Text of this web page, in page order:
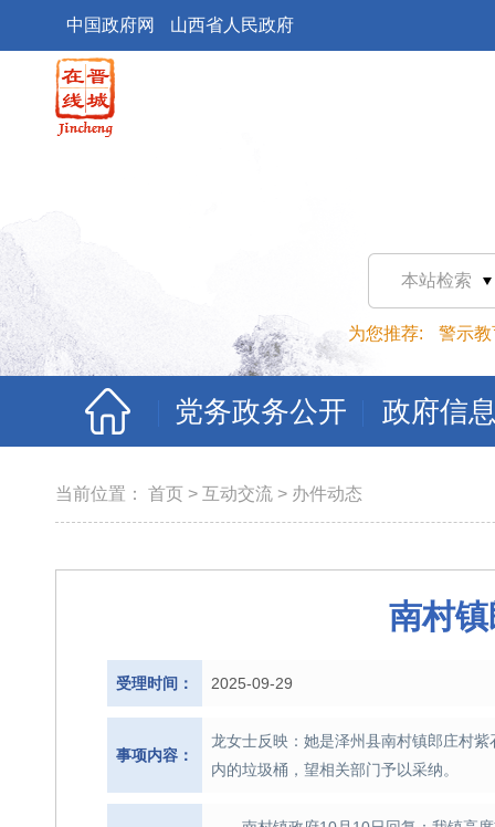
中国政府网 山西省人民政府
本站检索
为您推荐: 警示教
党务政务公开 政府信
当前位置： 首页 > 互动交流 > 办件动态
南村
受理时间： 2025-09-29
事项内容：
龙女士反映：她是泽州县南村镇郎庄村
内的垃圾桶，望相关部门予以采纳。